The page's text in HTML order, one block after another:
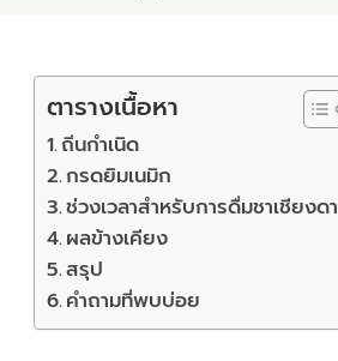
ต้นพันธุ์ไม้ป่า
ไม้ดอกไม้ประดับ
ตารางเนื้อหา
ถิ่นกำเนิด
กรดยิมเนมิก
ช่วงเวลาสำหรับการดื่มชาเชียงดา
ผลข้างเคียง
สรุป
คำถามที่พบบ่อย